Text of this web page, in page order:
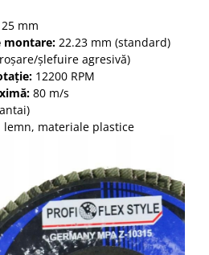
mm
montare: 22.23 mm (standard)
șlefuire agresivă)
12200 RPM
80 m/s
lemn, materiale plastice